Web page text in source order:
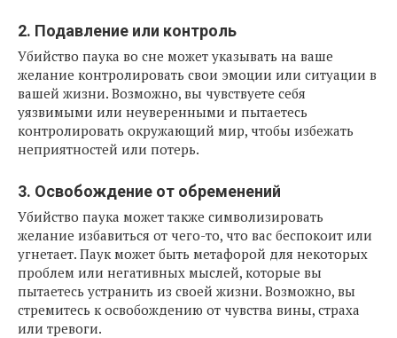
2. Подавление или контроль
Убийство паука во сне может указывать на ваше
желание контролировать свои эмоции или ситуации в
вашей жизни. Возможно, вы чувствуете себя
уязвимыми или неуверенными и пытаетесь
контролировать окружающий мир, чтобы избежать
неприятностей или потерь.
3. Освобождение от обременений
Убийство паука может также символизировать
желание избавиться от чего-то, что вас беспокоит или
угнетает. Паук может быть метафорой для некоторых
проблем или негативных мыслей, которые вы
пытаетесь устранить из своей жизни. Возможно, вы
стремитесь к освобождению от чувства вины, страха
или тревоги.